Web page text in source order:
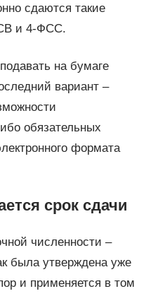
сдаются такие
и 4-ФСС.
на бумаге
вариант –
обязательных
формата
срок сдачи
численности –
была утверждена уже
и применяется в том